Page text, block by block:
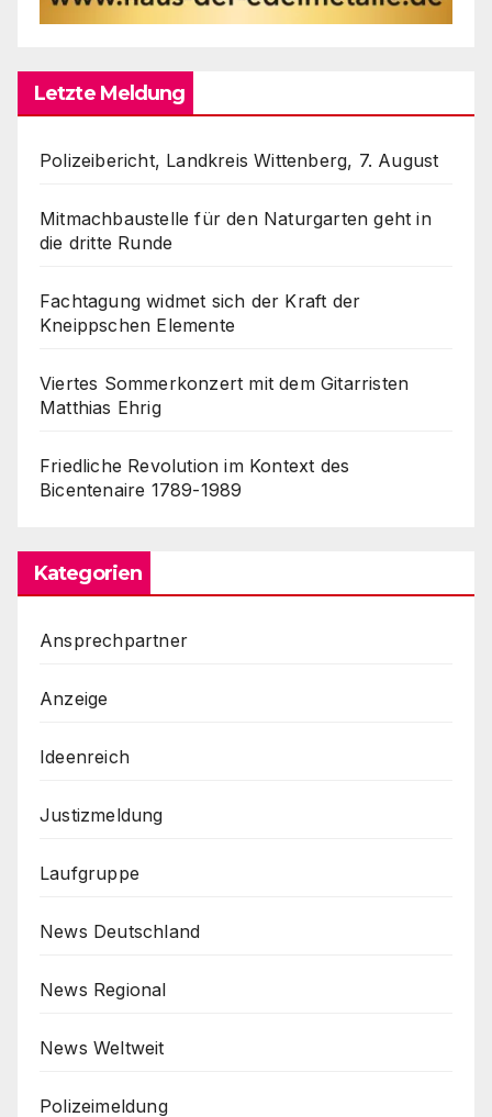
Letzte Meldung
Polizeibericht, Landkreis Wittenberg, 7. August
Mitmachbaustelle für den Naturgarten geht in
die dritte Runde
Fachtagung widmet sich der Kraft der
Kneippschen Elemente
Viertes Sommerkonzert mit dem Gitarristen
Matthias Ehrig
Friedliche Revolution im Kontext des
Bicentenaire 1789-1989
Kategorien
Ansprechpartner
Anzeige
Ideenreich
Justizmeldung
Laufgruppe
News Deutschland
News Regional
News Weltweit
Polizeimeldung